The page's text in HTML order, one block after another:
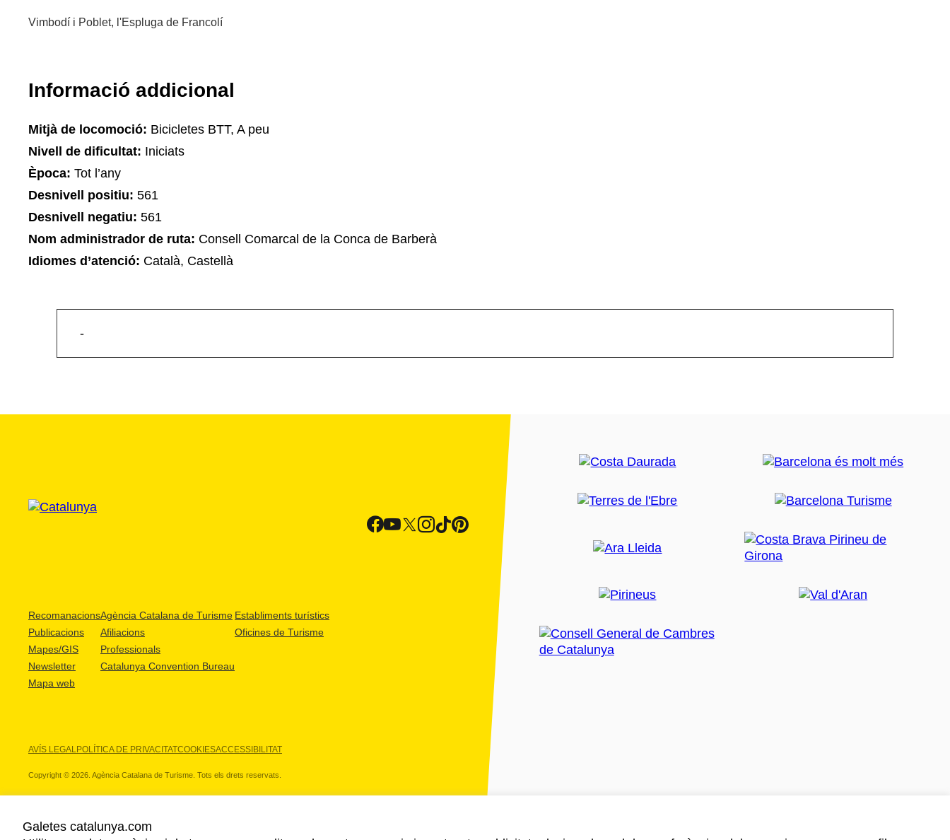
Vimbodí i Poblet, l'Espluga de Francolí
Informació addicional
Mitjà de locomoció: Bicicletes BTT, A peu
Nivell de dificultat: Iniciats
Època: Tot l’any
Desnivell positiu: 561
Desnivell negatiu: 561
Nom administrador de ruta: Consell Comarcal de la Conca de Barberà
Idiomes d’atenció: Català, Castellà
-
Recomanacions
Publicacions
Mapes/GIS
Newsletter
Mapa web
Agència Catalana de Turisme
Afiliacions
Professionals
Catalunya Convention Bureau
Establiments turístics
Oficines de Turisme
AVÍS LEGALPOLÍTICA DE PRIVACITATCOOKIESACCESSIBILITAT
Copyright © 2026. Agència Catalana de Turisme. Tots els drets reservats.
Galetes catalunya.com